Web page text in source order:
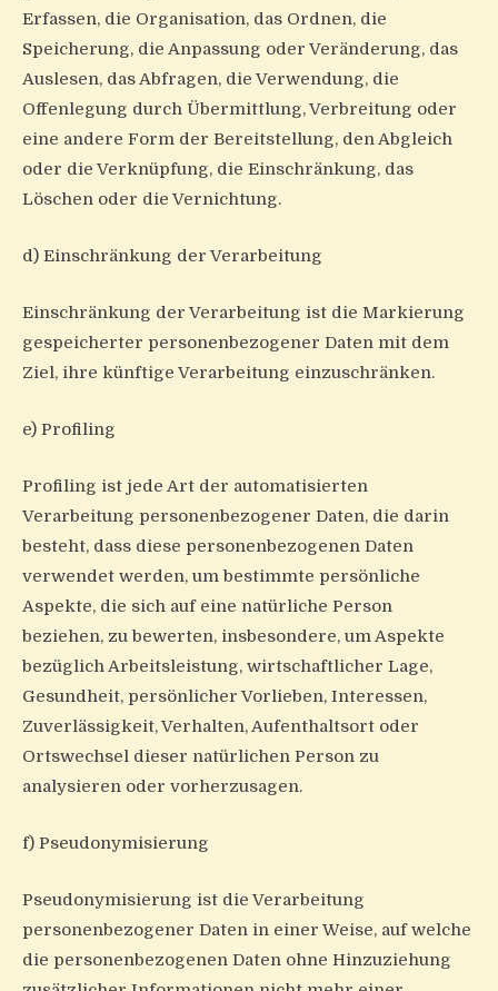
Erfassen, die Organisation, das Ordnen, die
Speicherung, die Anpassung oder Veränderung, das
Auslesen, das Abfragen, die Verwendung, die
Offenlegung durch Übermittlung, Verbreitung oder
eine andere Form der Bereitstellung, den Abgleich
oder die Verknüpfung, die Einschränkung, das
Löschen oder die Vernichtung.
d) Einschränkung der Verarbeitung
Einschränkung der Verarbeitung ist die Markierung
gespeicherter personenbezogener Daten mit dem
Ziel, ihre künftige Verarbeitung einzuschränken.
e) Profiling
Profiling ist jede Art der automatisierten
Verarbeitung personenbezogener Daten, die darin
besteht, dass diese personenbezogenen Daten
verwendet werden, um bestimmte persönliche
Aspekte, die sich auf eine natürliche Person
beziehen, zu bewerten, insbesondere, um Aspekte
bezüglich Arbeitsleistung, wirtschaftlicher Lage,
Gesundheit, persönlicher Vorlieben, Interessen,
Zuverlässigkeit, Verhalten, Aufenthaltsort oder
Ortswechsel dieser natürlichen Person zu
analysieren oder vorherzusagen.
f) Pseudonymisierung
Pseudonymisierung ist die Verarbeitung
personenbezogener Daten in einer Weise, auf welche
die personenbezogenen Daten ohne Hinzuziehung